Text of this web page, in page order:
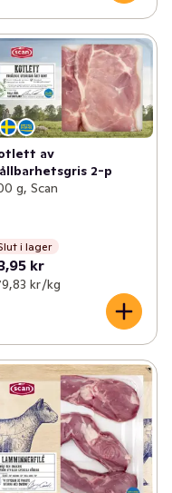
av
2-p
g, Scan
i lager
kr
kr /kg